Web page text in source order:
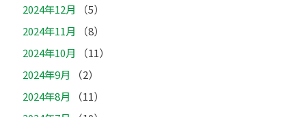
2024年12月
（5）
2024年11月
（8）
2024年10月
（11）
2024年9月
（2）
2024年8月
（11）